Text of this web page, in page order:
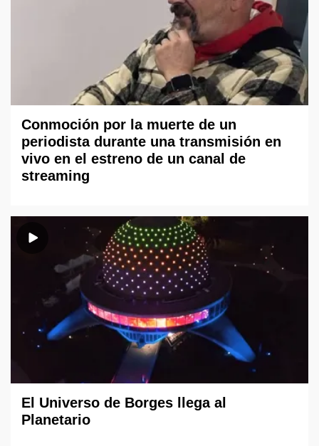
Conmoción por la muerte de un
periodista durante una transmisión en
vivo en el estreno de un canal de
streaming
El Universo de Borges llega al
Planetario